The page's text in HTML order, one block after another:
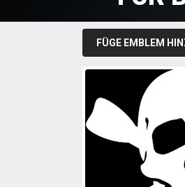
FÜGE EMBLEM